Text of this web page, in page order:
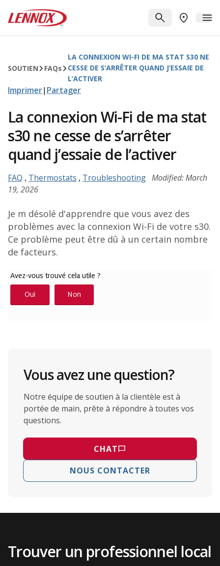
Lennox
RECHERCHE
TROUVER
SOUTIEN FAQs
LA CONNEXION WI-FI DE MA STAT S30 NE
CESSE DE S’ARRÊTER QUAND J’ESSAIE DE
L’ACTIVER
Imprimer| Partager
La connexion Wi-Fi de ma stat
s30 ne cesse de s’arrêter
quand j’essaie de l’activer
FAQ , Thermostats , Troubleshooting Modified: March
19, 2026
Je m désolé d'apprendre que vous avez des
problèmes avec la connexion Wi-Fi de votre s30.
Ce problème peut être dû à un certain nombre
de facteurs.
Vous avez une question?
Notre équipe de soutien à la clientèle est à
portée de main, prête à répondre à toutes vos
questions.
CHAT
NOUS CONTACTER
Trouver un professionnel local